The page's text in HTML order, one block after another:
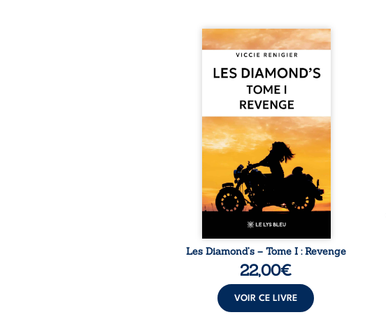
Revenge est à la tête des
Diamond’s, un clan de motards
aussi réputé et respecté que
redouté dans tout le pays. Rien
ne la prédestinait à cette vie,
mais les épreuves ont forgé
une femme dure, inaccessible
et résolue à ne jamais dévoiler
ses faiblesses, jusqu’à ce que
le mystérieux Juan croise sa
route. Chef d’une famille de
Nomads, Juan porte lui aussi le
poids ...
Les Diamond’s – Tome I : Revenge
22,00€
VOIR CE LIVRE